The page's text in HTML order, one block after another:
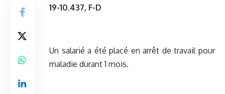
19-10.437, F-D
Un salarié a été placé en arrêt de travail pour
maladie durant 1 mois.